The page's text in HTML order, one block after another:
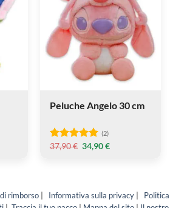
Peluche Angelo 30 cm
Valutato
(2)
37,90€ Il
prezzo
34,90€Il
rimborso Informativa sulla privacy
Politica